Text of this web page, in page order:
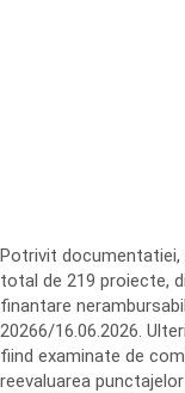
Potrivit documentatiei,
total de 219 proiecte,
finantare
20266/16.06.2026.
fiind examinate de
reevaluarea